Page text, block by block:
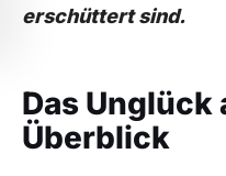
erschüttert sind.
Das Unglück
Überblick